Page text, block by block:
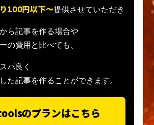
100円以下〜提供させていただき
ら記事を作る場合や
の費用と比べても、
パ良く
た記事を作ることができます。
のプランはこちら